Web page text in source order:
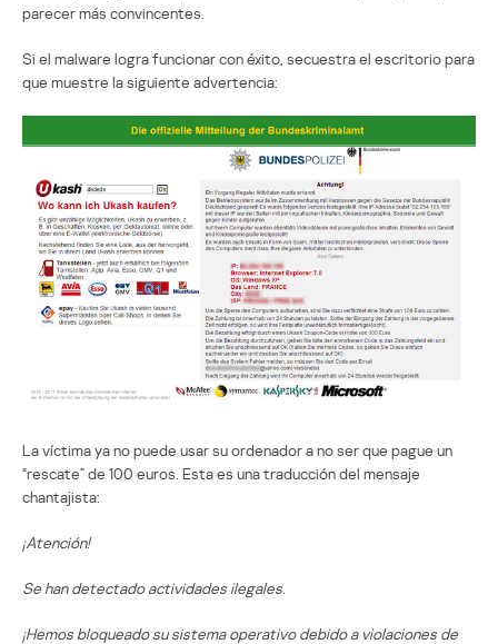
parecer más convincentes.
Si el malware logra funcionar con éxito, secuestra el escritorio para
que muestre la siguiente advertencia:
La víctima ya no puede usar su ordenador a no ser que pague un
“rescate” de 100 euros. Esta es una traducción del mensaje
chantajista:
¡Atención!
Se han detectado actividades ilegales.
¡Hemos bloqueado su sistema operativo debido a violaciones de